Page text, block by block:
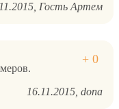
Гость Артем
16.11.2015 dona